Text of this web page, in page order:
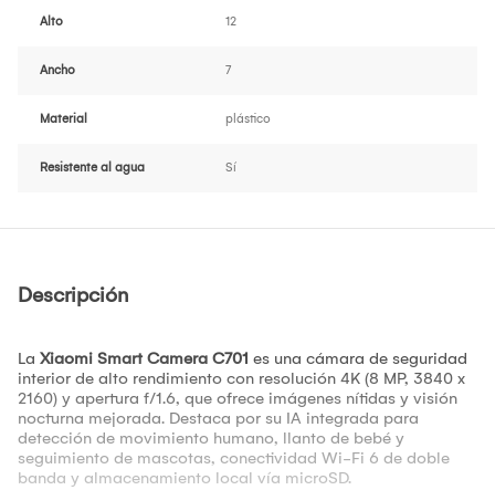
Alto 12
Ancho 7
Material plástico
Resistente al agua Sí
Descripción
La Xiaomi Smart Camera C701 es una cámara de seguridad
interior de alto rendimiento con resolución 4K (8 MP, 3840 x
2160) y apertura f/1.6, que ofrece imágenes nítidas y visión
nocturna mejorada. Destaca por su IA integrada para
detección de movimiento humano, llanto de bebé y
seguimiento de mascotas, conectividad Wi-Fi 6 de doble
banda y almacenamiento local vía microSD.